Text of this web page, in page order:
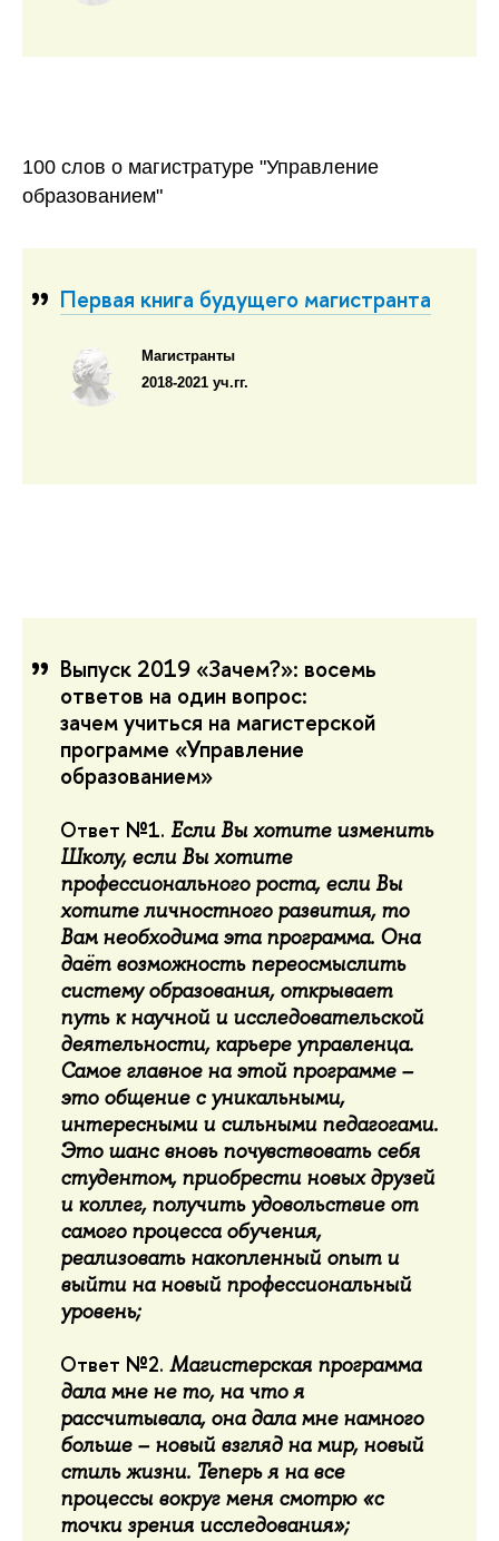
100 слов о магистратуре "Управление
образованием"
Первая книга будущего магистранта
Магистранты
2018-2021 уч.гг.
Выпуск 2019 «Зачем?»: восемь
ответов на один вопрос:
зачем учиться на магистерской
программе «Управление
образованием»
Ответ №1. Если Вы хотите изменить
Школу, если Вы хотите
профессионального роста, если Вы
хотите личностного развития, то
Вам необходима эта программа. Она
даёт возможность переосмыслить
систему образования, открывает
путь к научной и исследовательской
деятельности, карьере управленца.
Самое главное на этой программе –
это общение с уникальными,
интересными и сильными педагогами.
Это шанс вновь почувствовать себя
студентом, приобрести новых друзей
и коллег, получить удовольствие от
самого процесса обучения,
реализовать накопленный опыт и
выйти на новый профессиональный
уровень;
Ответ №2. Магистерская программа
дала мне не то, на что я
рассчитывала, она дала мне намного
больше – новый взгляд на мир, новый
стиль жизни. Теперь я на все
процессы вокруг меня смотрю «с
точки зрения исследования»;